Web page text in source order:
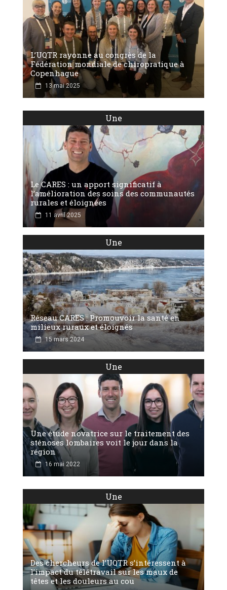
L’UQTR rayonne au congrès de la
Fédération mondiale de chiropratique à
Copenhague
13 mai 2025
Une
Le CARES : un apport significatif à
l’amélioration des soins des communautés
rurales et éloignées
11 avril 2025
Une
Réseau CARES : Promouvoir la santé en
milieux ruraux et éloignés
15 mars 2024
Une
Une étude novatrice sur le traitement des
sténoses lombaires voit le jour dans la
région
16 mai 2022
Une
Des chercheurs de l’UQTR s’intéressent à
l’impact du télétravail sur les maux de
têtes et les douleurs au cou